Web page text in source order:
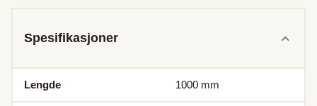
Spesifikasjoner
Lengde 1000 mm